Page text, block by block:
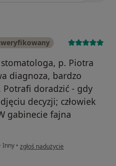
p. Piotra
diagnoza, bardzo
Potrafi doradzić - gdy
decyzji; człowiek
gabinecie fajna
Inny • w opinii użytkownika J CH
zgłoś nadużycie